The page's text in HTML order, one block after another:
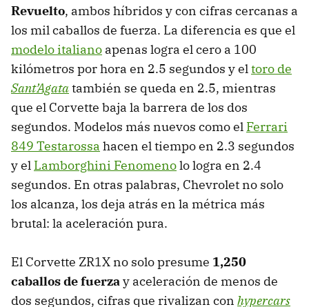
Revuelto, ambos híbridos y con cifras cercanas a
los mil caballos de fuerza. La diferencia es que el
modelo italiano apenas logra el cero a 100
kilómetros por hora en 2.5 segundos y eltoro de
Sant’Agatatambién se queda en 2.5, mientras
que el Corvette baja la barrera de los dos
segundos. Modelos más nuevos como el Ferrari
849 Testarossa hacen el tiempo en 2.3 segundos
y el Lamborghini Fenomenolo logra en 2.4
segundos. En otras palabras, Chevrolet no solo
los alcanza, los deja atrás en la métrica más
brutal: la aceleración pura.
El Corvette ZR1X no solo presume 1,250
caballos de fuerzay aceleración de menos de
dos segundos, cifras que rivalizan con hypercars